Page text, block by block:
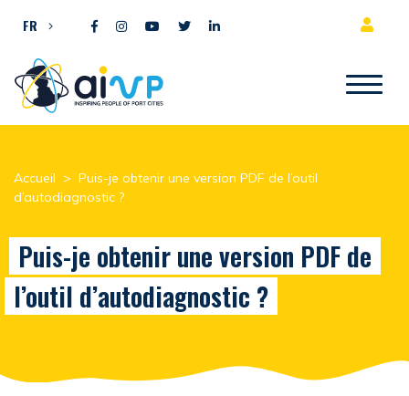
FR
Accueil > Puis-je obtenir une version PDF de l’outil
d’autodiagnostic ?
Puis-je obtenir une version PDF de
l’outil d’autodiagnostic ?